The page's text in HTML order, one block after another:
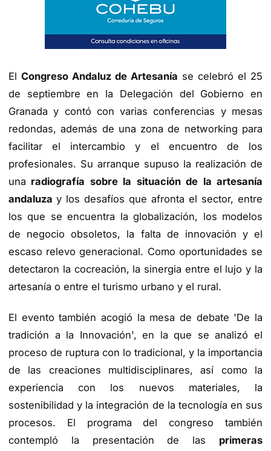
El Congreso Andaluz de Artesanía se celebró el 25
de septiembre en la Delegación del Gobierno en
Granada y contó con varias conferencias y mesas
redondas, además de una zona de networking para
facilitar el intercambio y el encuentro de los
profesionales. Su arranque supuso la realización de
una radiografía sobre la situación de la artesanía
andaluza y los desafíos que afronta el sector, entre
los que se encuentra la globalización, los modelos
de negocio obsoletos, la falta de innovación y el
escaso relevo generacional. Como oportunidades se
detectaron la cocreación, la sinergia entre el lujo y la
artesanía o entre el turismo urbano y el rural.
El evento también acogió la mesa de debate 'De la
tradición a la Innovación', en la que se analizó el
proceso de ruptura con lo tradicional, y la importancia
de las creaciones multidisciplinares, así como la
experiencia con los nuevos materiales, la
sostenibilidad y la integración de la tecnología en sus
procesos. El programa del congreso también
contempló la presentación de las primeras